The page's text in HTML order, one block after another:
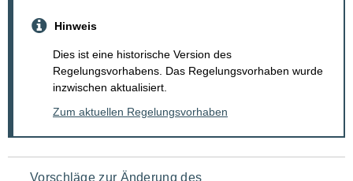
Hinweis
Dies ist eine historische Version des
Regelungsvorhabens. Das Regelungsvorhaben wurde
inzwischen aktualisiert.
Zum aktuellen Regelungsvorhaben
Navigation
Vorschläge zur Änderung des